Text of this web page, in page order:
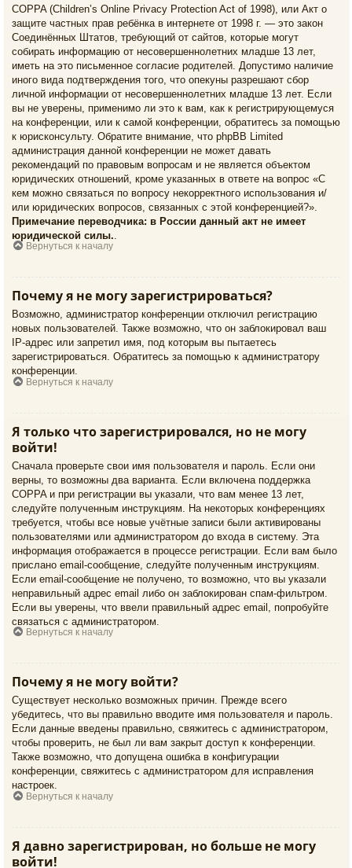
COPPA (Children’s Online Privacy Protection Act of 1998), или Акт о
защите частных прав ребёнка в интернете от 1998 г. — это закон
Соединённых Штатов, требующий от сайтов, которые могут
собирать информацию от несовершеннолетних младше 13 лет,
иметь на это письменное согласие родителей. Допустимо наличие
иного вида подтверждения того, что опекуны разрешают сбор
личной информации от несовершеннолетних младше 13 лет. Если
вы не уверены, применимо ли это к вам, как к регистрирующемуся
на конференции, или к самой конференции, обратитесь за помощью
к юрисконсульту. Обратите внимание, что phpBB Limited
администрация данной конференции не может давать
рекомендаций по правовым вопросам и не является объектом
юридических отношений, кроме указанных в ответе на вопрос «С
кем можно связаться по вопросу некорректного использования и/
или юридических вопросов, связанных с этой конференцией?».
Примечание переводчика: в России данный акт не имеет
юридической силы.
Вернуться к началу
Почему я не могу зарегистрироваться?
Возможно, администратор конференции отключил регистрацию
новых пользователей. Также возможно, что он заблокировал ваш
IP-адрес или запретил имя, под которым вы пытаетесь
зарегистрироваться. Обратитесь за помощью к администратору
конференции.
Вернуться к началу
Я только что зарегистрировался, но не могу
войти!
Сначала проверьте свои имя пользователя и пароль. Если они
верны, то возможны два варианта. Если включена поддержка
COPPA и при регистрации вы указали, что вам менее 13 лет,
следуйте полученным инструкциям. На некоторых конференциях
требуется, чтобы все новые учётные записи были активированы
пользователями или администратором до входа в систему. Эта
информация отображается в процессе регистрации. Если вам было
прислано email-сообщение, следуйте полученным инструкциям.
Если email-сообщение не получено, то возможно, что вы указали
неправильный адрес email либо он заблокирован спам-фильтром.
Если вы уверены, что ввели правильный адрес email, попробуйте
связаться с администратором.
Вернуться к началу
Почему я не могу войти?
Существует несколько возможных причин. Прежде всего
убедитесь, что вы правильно вводите имя пользователя и пароль.
Если данные введены правильно, свяжитесь с администратором,
чтобы проверить, не был ли вам закрыт доступ к конференции.
Также возможно, что допущена ошибка в конфигурации
конференции, свяжитесь с администратором для исправления
настроек.
Вернуться к началу
Я давно зарегистрирован, но больше не могу
войти!